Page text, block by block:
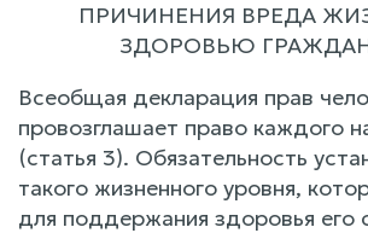
ПРИЧИНЕНИЯ ВРЕДА
ЗДОРОВЬЮ
Всеобщая декларация прав
провозглашает право каждого
(статья 3). Обязательность
такого жизненного уровня,
для поддержания здоровья его